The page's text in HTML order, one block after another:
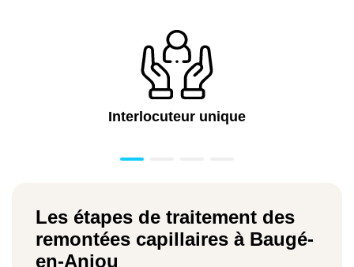
Interlocuteur unique
Les étapes de traitement des
remontées capillaires à Baugé-
en-Anjou